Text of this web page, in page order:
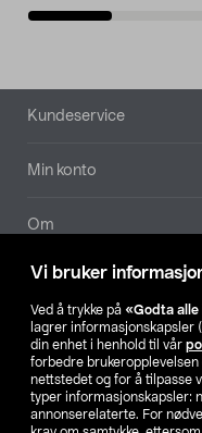
Vi bruker
Ved å trykke på «Godta alle
lagrer informasjonskapsler
din enhet i henhold til vår
forbedre
nettstedet og for å tilpasse
typer informasjonskapsler:
annonserelaterte. For
Bunntekst
Kundeservice
Min konto
Om
Aktuelt
Våre selskaper